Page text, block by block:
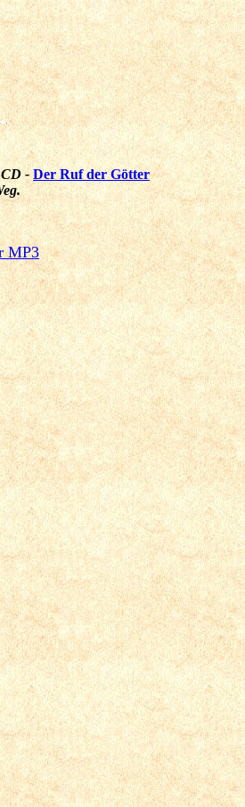
CD -Der Ruf der Götter
MP3